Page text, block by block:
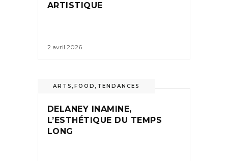
ARTISTIQUE
2 avril 2026
ARTS ,FOOD , TENDANCES
DELANEY INAMINE,
L’ESTHÉTIQUE DU TEMPS
LONG